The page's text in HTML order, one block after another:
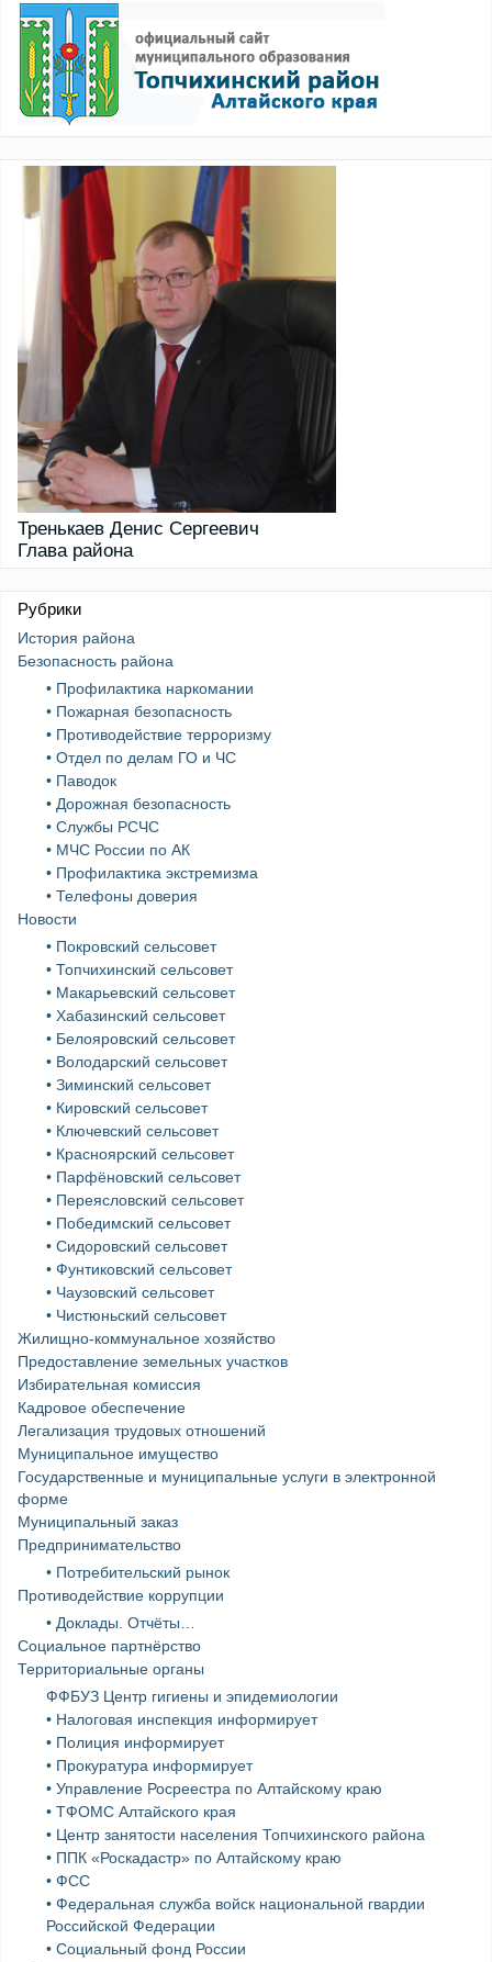
Тренькаев Денис Сергеевич
Глава района
Рубрики
История района
Безопасность района
• Профилактика наркомании
• Пожарная безопасность
• Противодействие терроризму
• Отдел по делам ГО и ЧС
• Паводок
• Дорожная безопасность
• Службы РСЧС
• МЧС России по АК
• Профилактика экстремизма
• Телефоны доверия
Новости
• Покровский сельсовет
• Топчихинский сельсовет
• Макарьевский сельсовет
• Хабазинский сельсовет
• Белояровский сельсовет
• Володарский сельсовет
• Зиминский сельсовет
• Кировский сельсовет
• Ключевский сельсовет
• Красноярский сельсовет
• Парфёновский сельсовет
• Переясловский сельсовет
• Победимский сельсовет
• Сидоровский сельсовет
• Фунтиковский сельсовет
• Чаузовский сельсовет
• Чистюньский сельсовет
Жилищно-коммунальное хозяйство
Предоставление земельных участков
Избирательная комиссия
Кадровое обеспечение
Легализация трудовых отношений
Муниципальное имущество
Государственные и муниципальные услуги в электронной
форме
Муниципальный заказ
Предпринимательство
• Потребительский рынок
Противодействие коррупции
• Доклады. Отчёты…
Социальное партнёрство
Территориальные органы
ФФБУЗ Центр гигиены и эпидемиологии
• Налоговая инспекция информирует
• Полиция информирует
• Прокуратура информирует
• Управление Росреестра по Алтайскому краю
• ТФОМС Алтайского края
• Центр занятости населения Топчихинского района
• ППК «Роскадастр» по Алтайскому краю
• ФСС
• Федеральная служба войск национальной гвардии
Российской Федерации
• Социальный фонд России